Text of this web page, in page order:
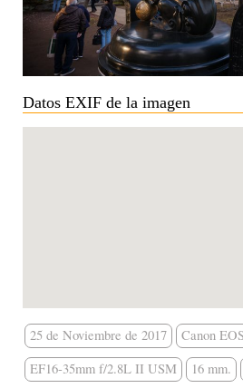
Datos EXIF de la imagen
25 de Noviembre de 2017
Canon
EF16-35mm f/2.8L II USM
16 mm.